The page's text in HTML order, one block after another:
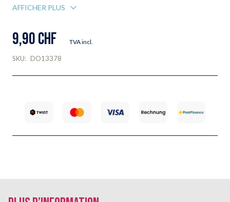
AFFICHER PLUS
9,90 CHF TVA incl.
SKU: DO13378